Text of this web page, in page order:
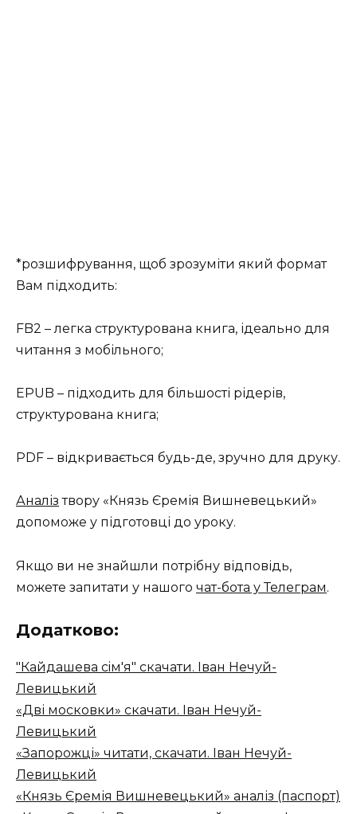
*розшифрування, щоб зрозуміти який формат
Вам підходить:
FB2 – легка структурована книга, ідеально для
читання з мобільного;
EPUB – підходить для більшості рідерів,
структурована книга;
PDF – відкривається будь-де, зручно для друку.
Аналіз твору «Князь Єремія Вишневецький»
допоможе у підготовці до уроку.
Якщо ви не знайшли потрібну відповідь,
можете запитати у нашого чат-бота у Телеграм.
Додатково:
"Кайдашева сiм'я" скачати. Іван Нечуй-
Левицький
«Дві московки» скачати. Іван Нечуй-
Левицький
«Запорожці» читати, скачати. Іван Нечуй-
Левицький
«Князь Єремія Вишневецький» аналіз (паспорт)